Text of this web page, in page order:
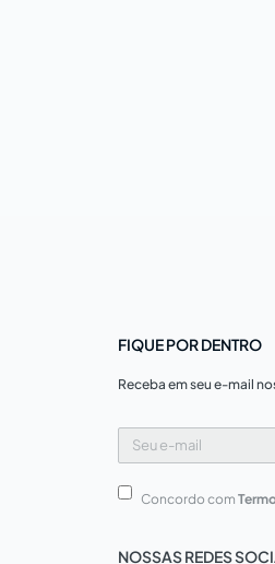
FIQUE POR DENTRO
Receba em seu e-mail
Seu
mail
Concordo com
NOSSAS REDES